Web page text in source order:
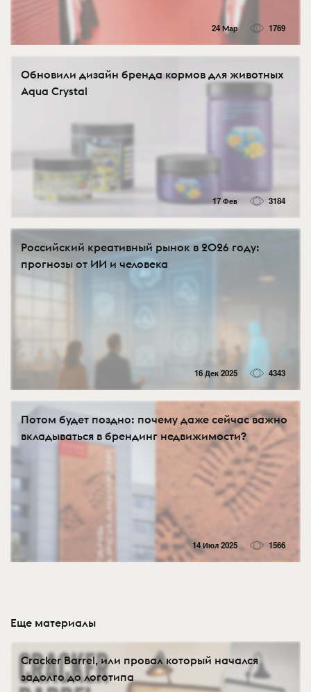
24 Мар 1769
Обновили дизайн бренда кормов для животных
Aqua Crystal
17 Фев 3184
Российский креативный рынок в 2026 году:
прогнозы от ИИ и человека
16 Дек 2025 4343
Потом будет поздно: почему даже сейчас важно
вкладываться в брендинг недвижимости?
14 Июл 2025 1566
Еще материалы
Cracker Barrel, или провал который начался
задолго до логотипа